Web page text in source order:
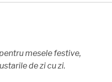
mesele festive,
de zi cu zi.